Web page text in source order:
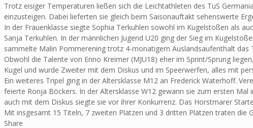
Trotz eisiger Temperaturen ließen sich die Leichtathleten des TuS
einzusteigen. Dabei lieferten sie gleich beim Saisonauftakt sehenswerte
In der Frauenklasse siegte Sophia Terkuhlen sowohl im Kugelstoßen als
Sanja Terkuhlen. In der männlichen Jugend U20 ging der Sieg im
sammelte Malin Pommerening trotz 4-monatigem Auslandsaufenthalt das
Obwohl die Talente von Enno Kreimer (MJU18) eher im Sprint/Sprung
Kugel und wurde Zweiter mit dem Diskus und im Speerwerfen, alles mit
Ein weiteres Tripel ging in der Altersklasse M12 an Frederick Waterhoff.
feierte Ronja Böckers. In der Altersklasse W12 gewann sie zum ersten
auch mit dem Diskus siegte sie vor ihrer Konkurrenz. Das Horstmarer
Mit insgesamt 15 Titeln, 7 zweiten Plätzen und 3 dritten Plätzen traten die
Share